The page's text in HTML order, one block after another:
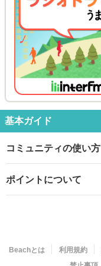
基本ガイド
コミュニティの使い方
ポイントについて
Beachとは 利用規約